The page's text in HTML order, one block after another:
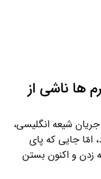
ها ناشی از
شیعه انگلیسی،
امّا جایی که پای
زدن و اکنون بستن